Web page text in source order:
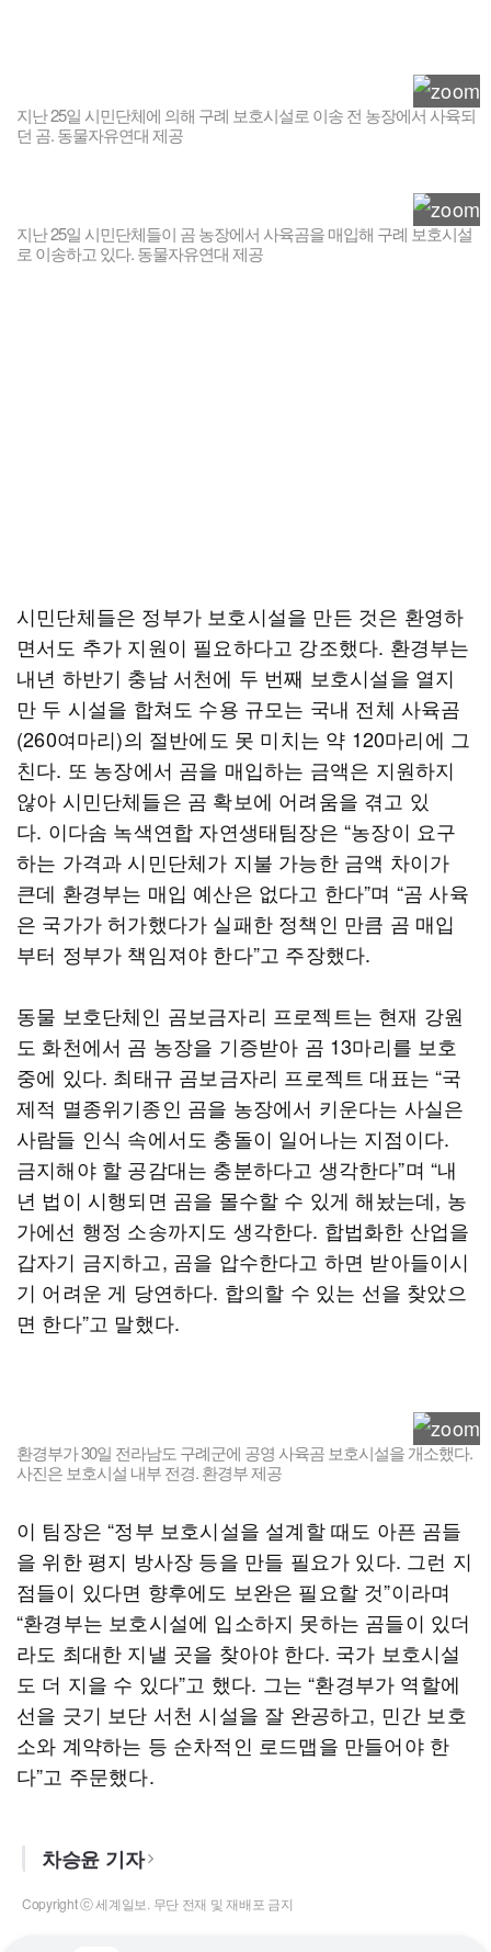
지난 25일 시민단체에 의해 구례 보호시설로 이송 전 농장에서 사육되
던 곰. 동물자유연대 제공
지난 25일 시민단체들이 곰 농장에서 사육곰을 매입해 구례 보호시설
로 이송하고 있다. 동물자유연대 제공
시민단체들은 정부가 보호시설을 만든 것은 환영하
면서도 추가 지원이 필요하다고 강조했다. 환경부는
내년 하반기 충남 서천에 두 번째 보호시설을 열지
만 두 시설을 합쳐도 수용 규모는 국내 전체 사육곰
(260여마리)의 절반에도 못 미치는 약 120마리에 그
친다. 또 농장에서 곰을 매입하는 금액은 지원하지
않아 시민단체들은 곰 확보에 어려움을 겪고 있
다. 이다솜 녹색연합 자연생태팀장은 “농장이 요구
하는 가격과 시민단체가 지불 가능한 금액 차이가
큰데 환경부는 매입 예산은 없다고 한다”며 “곰 사육
은 국가가 허가했다가 실패한 정책인 만큼 곰 매입
부터 정부가 책임져야 한다”고 주장했다.
동물 보호단체인 곰보금자리 프로젝트는 현재 강원
도 화천에서 곰 농장을 기증받아 곰 13마리를 보호
중에 있다. 최태규 곰보금자리 프로젝트 대표는 “국
제적 멸종위기종인 곰을 농장에서 키운다는 사실은
사람들 인식 속에서도 충돌이 일어나는 지점이다.
금지해야 할 공감대는 충분하다고 생각한다”며 “내
년 법이 시행되면 곰을 몰수할 수 있게 해놨는데, 농
가에선 행정 소송까지도 생각한다. 합법화한 산업을
갑자기 금지하고, 곰을 압수한다고 하면 받아들이시
기 어려운 게 당연하다. 합의할 수 있는 선을 찾았으
면 한다”고 말했다.
환경부가 30일 전라남도 구례군에 공영 사육곰 보호시설을 개소했다.
사진은 보호시설 내부 전경. 환경부 제공
이 팀장은 “정부 보호시설을 설계할 때도 아픈 곰들
을 위한 평지 방사장 등을 만들 필요가 있다. 그런 지
점들이 있다면 향후에도 보완은 필요할 것”이라며
“환경부는 보호시설에 입소하지 못하는 곰들이 있더
라도 최대한 지낼 곳을 찾아야 한다. 국가 보호시설
도 더 지을 수 있다”고 했다. 그는 “환경부가 역할에
선을 긋기 보단 서천 시설을 잘 완공하고, 민간 보호
소와 계약하는 등 순차적인 로드맵을 만들어야 한
다”고 주문했다.
차승윤 기자
Copyright ⓒ 세계일보. 무단 전재 및 재배포 금지